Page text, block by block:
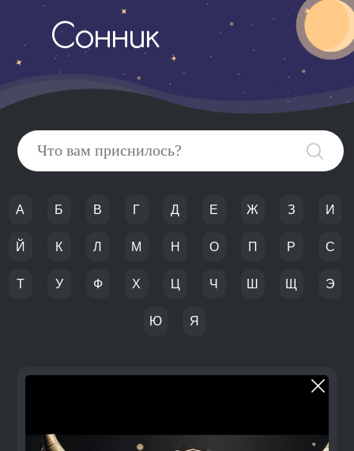
Сонник
А Б В Г Д Е Ж З И
Й К Л М Н О П Р С
Т У Ф Х Ц Ч Ш Щ Э
Ю Я